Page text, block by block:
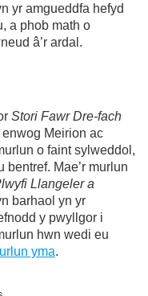
yr amgueddfa hefyd
a phob math o
â’r ardal.
Stori Fawr Dre-fach
Meirion ac
o faint sylweddol,
bentref. Mae’r murlun
Llangeler a
barhaol yn yr
y pwyllgor i
hwn wedi eu
yma.